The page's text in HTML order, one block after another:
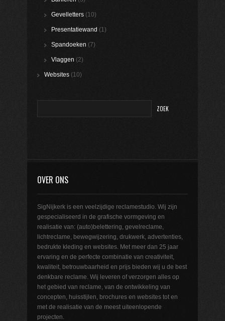
Gevelletters (10)
Presentatiewand (1)
Spandoeken (7)
Vlaggen (2)
Websites (10)
OVER ONS
SigNijkerk is een veelzijdige reclamestudio. Wij zijn
gespecialiseerd in de grafische vormgeving en
realisatie van: (auto)belettering, gevelreclame,
lichtreclame, bewegwijzering, drukwerk, advertenties,
bedrukte kleding en websites. Met meer dan 25 jaar
ervaring en de perfecte combinatie van creativiteit,
kwaliteit, betrouwbaarheid en prijs bieden wij u de best
denkbare reclame. Wij leveren of verzorgen alles op
het gebied van reclame, van de ontwikkeling van
concepten, huisstijlen, brochures en websites tot en
met de realisatie van de meest uiteenlopende
projecten.